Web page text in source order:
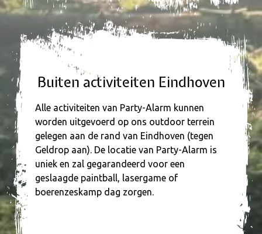
Buiten activiteiten Eindhoven
Alle activiteiten van Party-Alarm kunnen
worden uitgevoerd op ons outdoor terrein
gelegen aan de rand van Eindhoven (tegen
Geldrop aan). De locatie van Party-Alarm is
uniek en zal gegarandeerd voor een
geslaagde paintball, lasergame of
boerenzeskamp dag zorgen.